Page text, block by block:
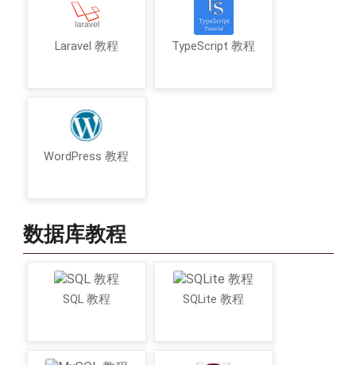
Laravel 教程 TypeScript 教程
WordPress 教程
数据库教程
SQL 教程 SQLite 教程